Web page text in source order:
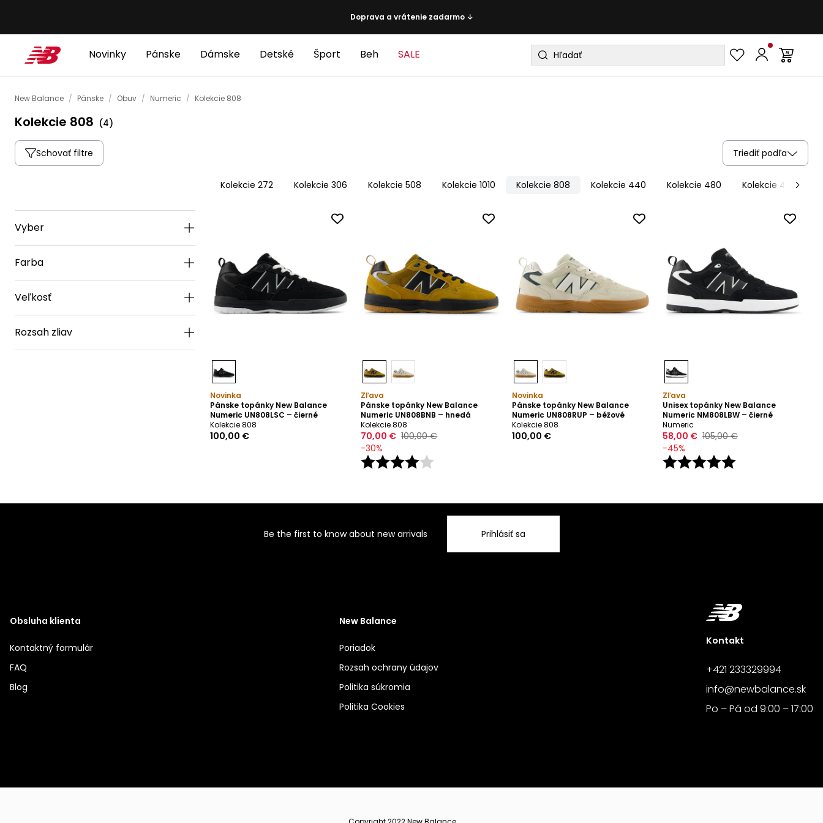
Doprava a vrátenie zadarmo ↓
Novinky Pánske Dámske Detské Šport Beh SALE
New Balance / Pánske / Obuv / Numeric / Kolekcie 808
Kolekcie 808 (4)
Schovať filtre Triediť podľa
Vyber
Farba
Veľkosť
Rozsah zliav
Kolekcie 272 Kolekcie 306 Kolekcie 508 Kolekcie 1010 Kolekcie 808 Kolekcie 440 Kolekcie 480 Kolekcie 417
Novinka
Pánske topánky New Balance
Numeric UN808LSC – čierné
Kolekcie 808
100,00 €
Zľava
Pánske topánky New Balance
Numeric UN808BNB – hnedá
Kolekcie 808
70,00 € 100,00 €
-30%
Novinka
Pánske topánky New Balance
Numeric UN808RUP – béžové
Kolekcie 808
100,00 €
Zľava
Unisex topánky New Balance
Numeric NM808LBW – čierné
Numeric
58,00 € 105,00 €
-45%
Be the first to know about new arrivals Prihlásiť sa
Obsluha klienta
Kontaktný formulár
FAQ
Blog
New Balance
Poriadok
Rozsah ochrany údajov
Politika súkromia
Politika Cookies
Kontakt
+421 233329994
info@newbalance.sk
Po – Pá od 9:00 – 17:00